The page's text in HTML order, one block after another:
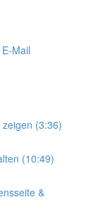
Mail
(3:36)
(10:49)
&